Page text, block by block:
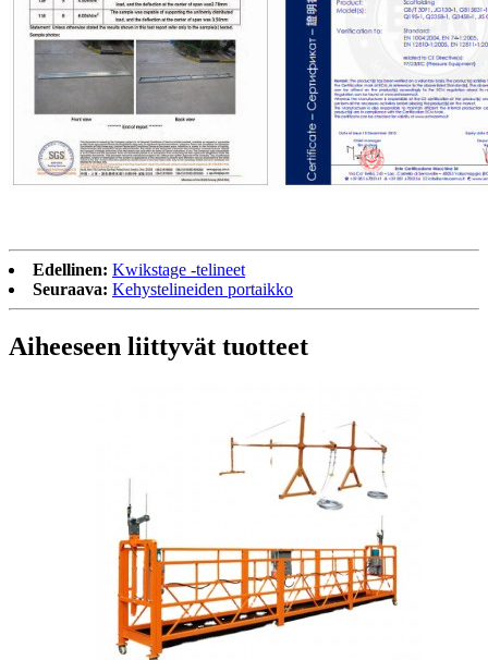
Edellinen: Kwikstage -telineet
Seuraava: Kehystelineiden portaikko
Aiheeseen liittyvät tuotteet